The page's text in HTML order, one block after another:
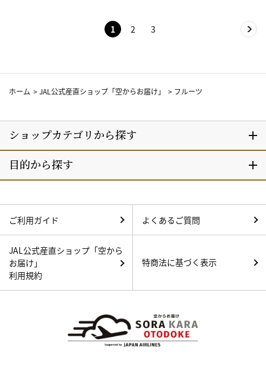
1 2 3
ホーム >JAL公式産直ショップ「空からお届け」 > フルーツ
ご利用ガイド よくあるご質問
JAL公式産直ショップ「空から
お届け」
利用規約
特商法に基づく表示